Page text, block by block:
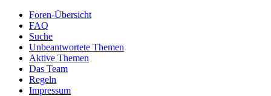
Foren-Übersicht
FAQ
Suche
Unbeantwortete Themen
Aktive Themen
Das Team
Regeln
Impressum